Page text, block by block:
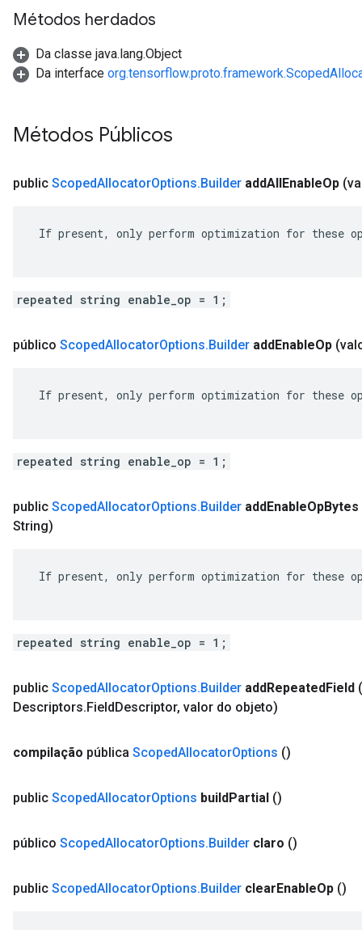
Métodos herdados
Da classe java.lang.Object
Da interface
Métodos Públicos
public ScopedAllocatorOptions.Builder addAllEnableOp
If present, only perform optimization for these
repeated string enable_op = 1;
público ScopedAllocatorOptions.Builder addEnableOp
If present, only perform optimization for these
repeated string enable_op = 1;
public ScopedAllocatorOptions.Builder addEnableOpBytes
String)
If present, only perform optimization for these
repeated string enable_op = 1;
public ScopedAllocatorOptions.Builder addRepeatedField
Descriptors.FieldDescriptor, valor do objeto)
compilação pública ScopedAllocatorOptions ()
public ScopedAllocatorOptions buildPartial ()
público ScopedAllocatorOptions.Builder claro ()
public ScopedAllocatorOptions.Builder clearEnableOp ()